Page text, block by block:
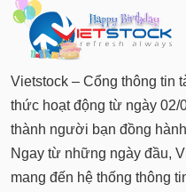
Vietstock – Cổng thông tin
thức hoạt động từ ngày
thành người bạn đồng
Ngay từ những ngày đầu,
mang đến hệ thống thông
Truyền
tài
chính